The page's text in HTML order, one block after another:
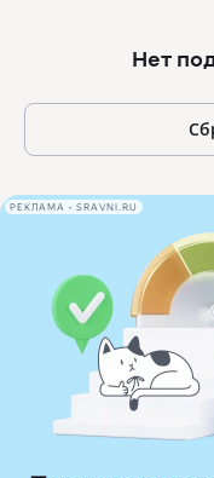
Нет
РЕКЛАМА • SRAVNI.RU